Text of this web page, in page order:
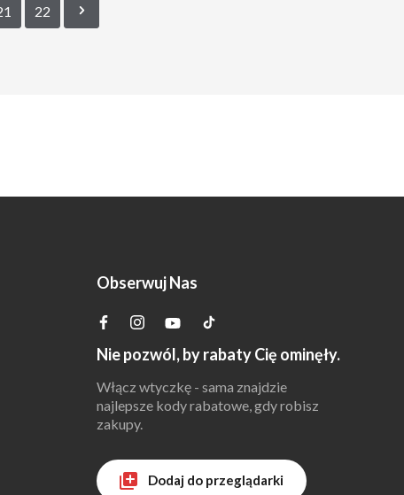
22
Obserwuj Nas
Nie pozwól, by rabaty Cię ominęły.
Włącz wtyczkę - sama znajdzie
najlepsze kody rabatowe, gdy robisz
zakupy.
Dodaj do przeglądarki